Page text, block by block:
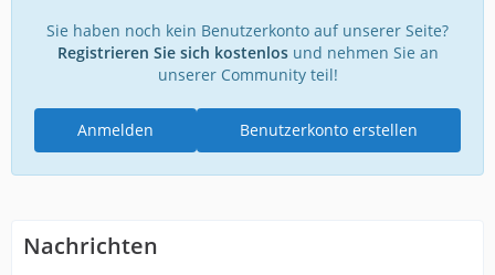
Sie haben noch kein Benutzerkonto auf unserer Seite?
Registrieren Sie sich kostenlosund nehmen Sie an
unserer Community teil!
Benutzerkonto erstellen
Anmelden
Nachrichten